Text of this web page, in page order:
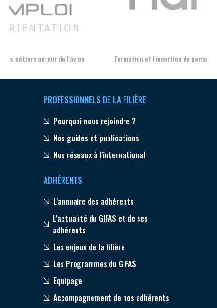
Formation et l'insertion de personnes en situation de handicap
PROFESSIONNELS DE LA FILIÈRE
Pourquoi nous rejoindre ?
Nos guides et publications
Nos réseaux à l'international
ADHÉRENTS
L'annuaire des adhérents
L'actualité du GIFAS et de ses
adhérents
Les enjeux de la filière
Les Programmes du GIFAS
Equipage
Accompagnement de nos adhérents